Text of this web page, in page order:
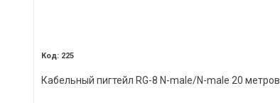
225
Кабельный пигтейл RG-8 N-male/N-male 20 метров